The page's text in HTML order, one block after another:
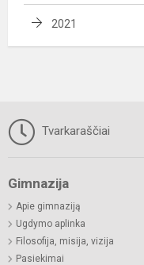
2021
Tvarkaraščiai
Gimnazija
Apie gimnaziją
Ugdymo aplinka
Filosofija, misija, vizija
Pasiekimai